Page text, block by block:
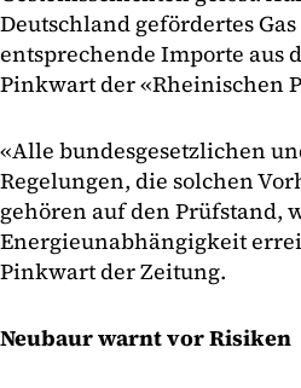
Deutschland gefördertes
entsprechende Importe aus
Pinkwart der «Rheinischen
«Alle bundesgesetzlichen
Regelungen, die solchen
gehören auf den Prüfstand,
Energieunabhängigkeit
Pinkwart der Zeitung.
Neubaur warnt vor Risiken